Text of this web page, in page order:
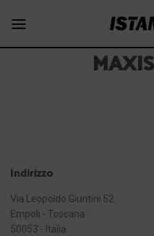
Indirizzo
Via Leopoldo Giuntini 52
Empoli - Toscana
50053 - Italia